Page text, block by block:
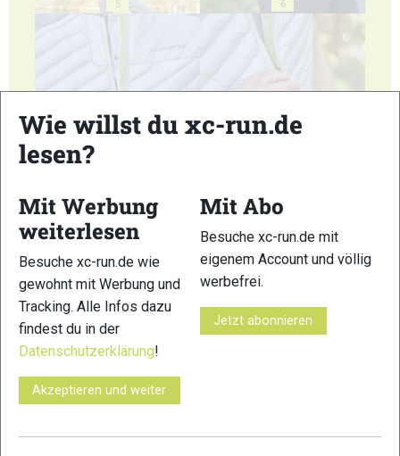
5 6
7 8
9 10
11
Wie willst du xc-run.de
lesen?
Mit Werbung
weiterlesen
Besuche xc-run.de wie
gewohnt mit Werbung und
Tracking. Alle Infos dazu
findest du in der
Datenschutzerklärung!
Akzeptieren und weiter
Mit Abo
Besuche xc-run.de mit
eigenem Account und völlig
werbefrei.
Jetzt abonnieren